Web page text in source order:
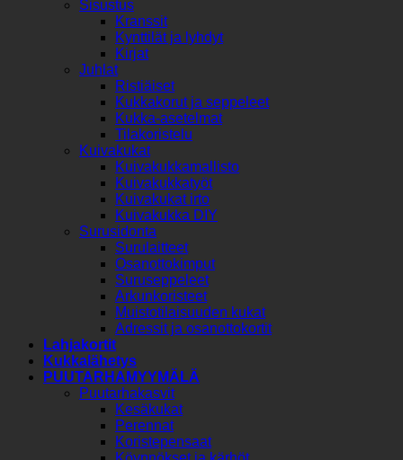
Sisustus
Kranssit
Kynttilät ja lyhdyt
Kirjat
Juhlat
Ristiäiset
Kukkakorut ja seppeleet
Kukka-asetelmat
Tilakoristelu
Kuivakukat
Kuivakukkamallisto
Kuivakukkatyöt
Kuivakukat irto
Kuivakukka DIY
Surusidonta
Surulaitteet
Osanottokimput
Suruseppeleet
Arkunkoristeet
Muistotilaisuuden kukat
Adressit ja osanottokortit
Lahjakortit
Kukkalähetys
PUUTARHAMYYMÄLÄ
Puutarhakasvit
Kesäkukat
Perennat
Koristepensaat